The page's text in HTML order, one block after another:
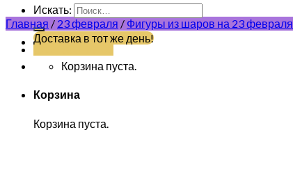
Искать:
(812) 383-99-05
Доставка в тот же день!
Корзина пуста.
Корзина
Корзина пуста.
Главная / 23 февраля / Фигуры из шаров на 23 февраля